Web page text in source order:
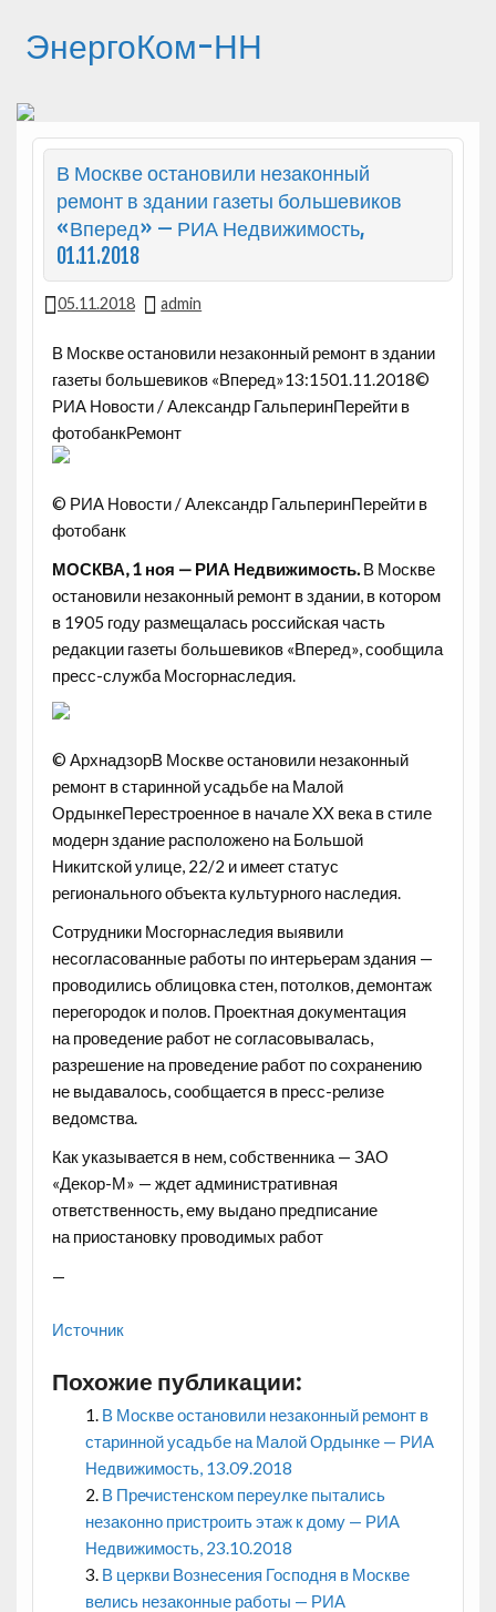
ЭнергоКом-НН
В Москве остановили незаконный
ремонт в здании газеты большевиков
«Вперед» — РИА Недвижимость,
01.11.2018
05.11.2018 admin
В Москве остановили незаконный ремонт в здании
газеты большевиков «Вперед»13:1501.11.2018©
РИА Новости / Александр ГальперинПерейти в
фотобанкРемонт
© РИА Новости / Александр ГальперинПерейти в
фотобанк
МОСКВА, 1 ноя — РИА Недвижимость.В Москве
остановили незаконный ремонт в здании, в котором
в 1905 году размещалась российская часть
редакции газеты большевиков «Вперед», сообщила
пресс-служба Мосгорнаследия.
© АрхнадзорВ Москве остановили незаконный
ремонт в старинной усадьбе на Малой
ОрдынкеПерестроенное в начале XX века в стиле
модерн здание расположено на Большой
Никитской улице, 22/2 и имеет статус
регионального объекта культурного наследия.
Сотрудники Мосгорнаследия выявили
несогласованные работы по интерьерам здания —
проводились облицовка стен, потолков, демонтаж
перегородок и полов. Проектная документация
на проведение работ не согласовывалась,
разрешение на проведение работ по сохранению
не выдавалось, сообщается в пресс-релизе
ведомства.
Как указывается в нем, собственника — ЗАО
«Декор-М» — ждет административная
ответственность, ему выдано предписание
на приостановку проводимых работ
—
Источник
Похожие публикации:
В Москве остановили незаконный ремонт в
старинной усадьбе на Малой Ордынке — РИА
Недвижимость, 13.09.2018
В Пречистенском переулке пытались
незаконно пристроить этаж к дому — РИА
Недвижимость, 23.10.2018
В церкви Вознесения Господня в Москве
велись незаконные работы — РИА